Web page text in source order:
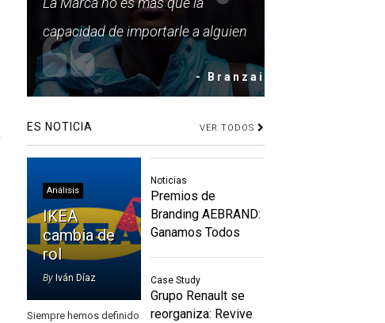
capacidad de importarle a alguien
- Branzai
ES NOTICIA VER TODOS
Análisis
IKEA
cambia de
rol
By Iván Díaz
Siempre hemos definido
Noticias
Premios de
Branding AEBRAND:
Ganamos Todos
Case Study
Grupo Renault se
reorganiza: Revive